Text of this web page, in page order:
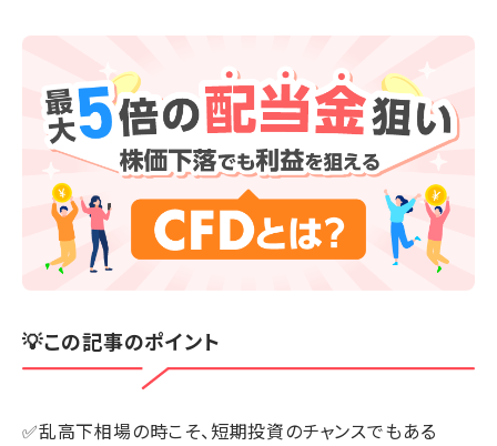
💡この記事のポイント
✅乱高下相場の時こそ、短期投資のチャンスでもある